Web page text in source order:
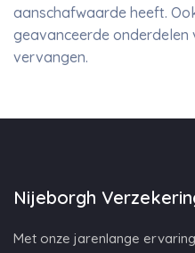
aanschafwaarde heeft.
geavanceerde onderdelen
vervangen.
Nijeborgh
Met onze jarenlange